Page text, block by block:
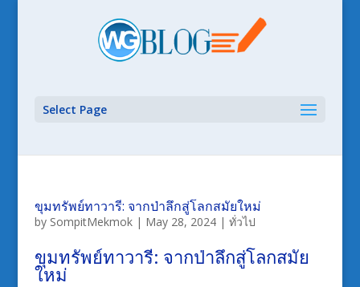
Select Page
ขุมทรัพย์ทาวารี: จากป่าลึกสู่โลกสมัยใหม่
by SompitMekmok| May 28, 2024| ทั่วไป
ขุมทรัพย์ทาวารี: จากป่าลึกสู่โลกสมัย
ใหม่